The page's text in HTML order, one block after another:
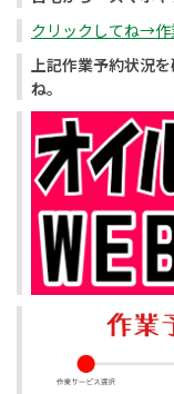
クリックしてね→作
上記作業予約状況
ね。